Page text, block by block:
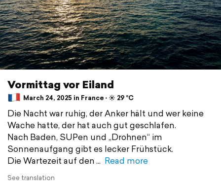
Vormittag vor Eiland
March 24, 2025 in France ⋅ ☀️ 29 °C
Die Nacht war ruhig, der Anker hält und wer keine
Wache hatte, der hat auch gut geschlafen.
Nach Baden, SUPen und „Drohnen“ im
Sonnenaufgang gibt es lecker Frühstück.
Die Wartezeit auf den
Read more
See translation